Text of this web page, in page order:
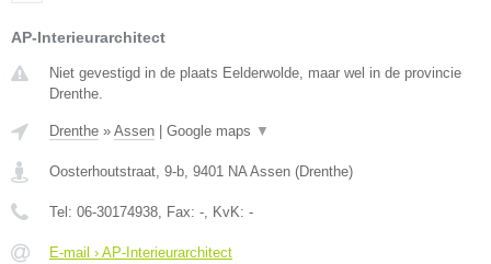
AP-Interieurarchitect
Niet gevestigd in de plaats Eelderwolde, maar wel in de provincie
Drenthe.
Drenthe » Assen Google maps ▼
Oosterhoutstraat, 9-b, 9401 NA Assen (Drenthe)
Tel: 06-30174938, Fax: -, KvK: -
E-mail › AP-Interieurarchitect